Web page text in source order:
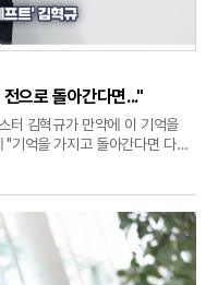
으로 돌아간다면..."
터 김혁규가 만약에 이 기억을
기억을 가지고 돌아간다면 다시
기억을 갖고 돌아봤을 때